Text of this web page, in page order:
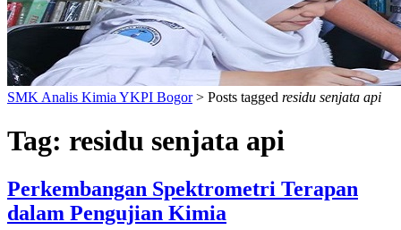
SMK Analis Kimia YKPI Bogor> Posts tagged residu senjata api
Tag: residu senjata api
Perkembangan Spektrometri Terapan
dalam Pengujian Kimia